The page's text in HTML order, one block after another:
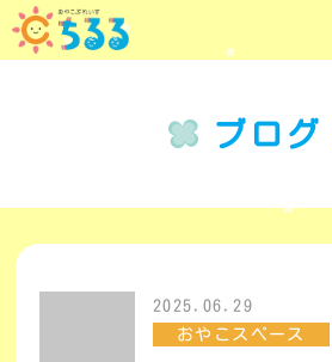
ブログ
2025.06.29
おやこスペース